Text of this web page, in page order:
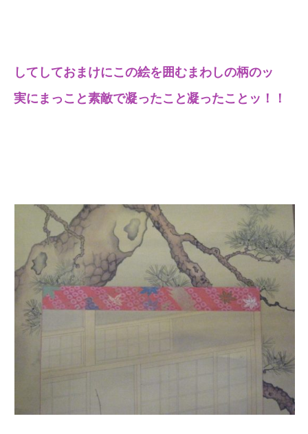
してしておまけにこの絵を囲むまわしの柄のッ
実にまっこと素敵で凝ったこと凝ったことッ！！